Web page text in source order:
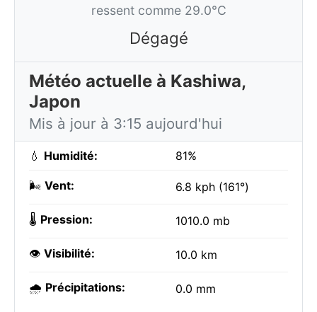
ressent comme 29.0°C
Dégagé
Météo actuelle à Kashiwa,
Japon
Mis à jour à 3:15 aujourd'hui
💧 Humidité: 81%
🌬️ Vent: 6.8 kph (161°)
🌡️ Pression: 1010.0 mb
👁️ Visibilité: 10.0 km
🌧️ Précipitations: 0.0 mm